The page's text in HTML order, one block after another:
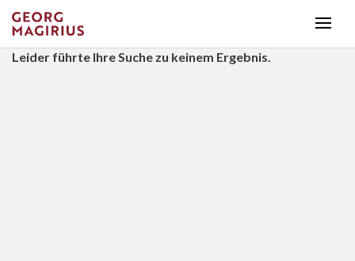
Leider führte Ihre Suche zu keinem Ergebnis.